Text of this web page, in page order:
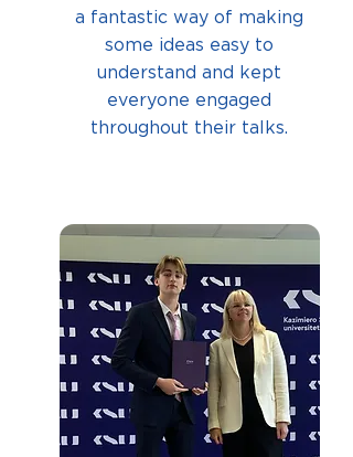
a fantastic way of making
some ideas easy to
understand and kept
everyone engaged
throughout their talks.